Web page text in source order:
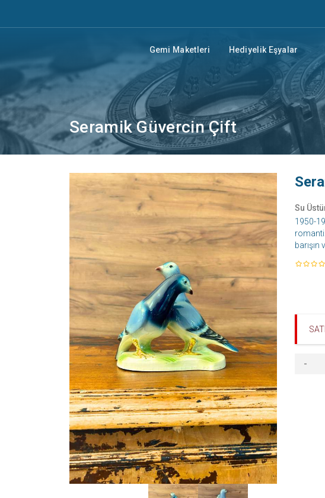
Gemi Maketleri Hediyelik Eşyalar
Seramik Güvercin Çift
Su
1950-
-